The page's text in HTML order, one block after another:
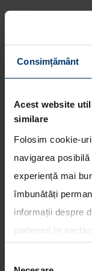
Consimțământ
Acest website
similare
Folosim cookie-
navigarea
experiență mai
îmbunătăți
informații despre
parteneri în
toate cookie-urile,
Hyundai
pentru
Mexicului